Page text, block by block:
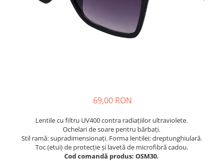
Cântare electronice
Produse de cult religios
69,00 RON
Lentile cu filtru UV400 contra radiațiilor ultraviolete.
Ochelari de soare pentru bărbați.
Stil ramă: supradimensionați. Forma lentilei: dreptunghiulară.
Toc (etui) de protecție și lavetă de microfibră cadou.
Cod comandă produs: OSM30.